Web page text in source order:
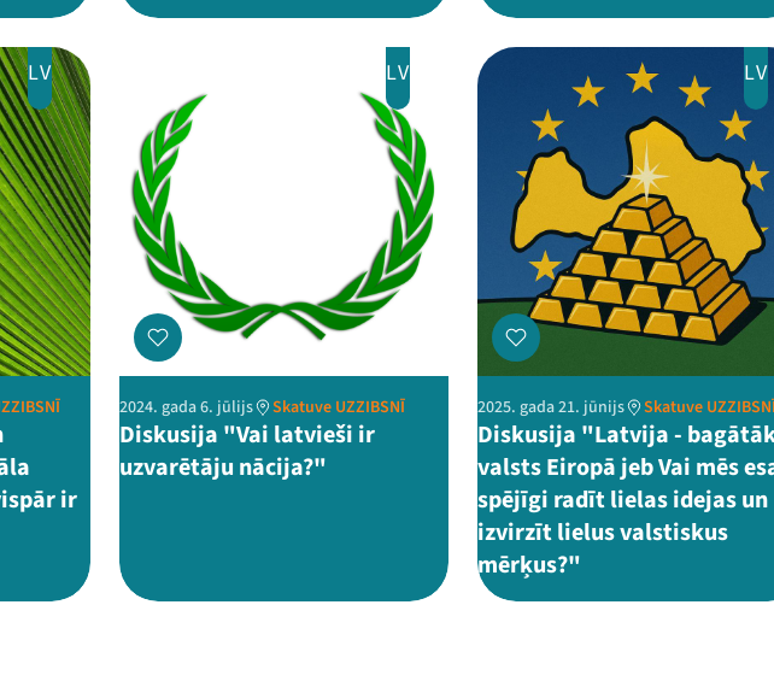
LV
ir
LV
2024. gada 6. jūlijs Skatuve UZZIBSNĪ
Diskusija "Vai latvieši ir
uzvarētāju nācija?"
LV
2025. gada 21. jūnijs Skatuve
Diskusija "Latvija -
valsts Eiropā jeb Vai mēs
spējīgi radīt lielas idejas un
izvirzīt lielus valstiskus
mērķus?"